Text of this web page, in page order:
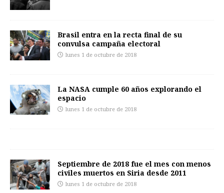
Brasil entra en la recta final de su
convulsa campaña electoral
lunes 1 de octubre de 2018
La NASA cumple 60 años explorando el
espacio
lunes 1 de octubre de 2018
Septiembre de 2018 fue el mes con menos
civiles muertos en Siria desde 2011
lunes 1 de octubre de 2018